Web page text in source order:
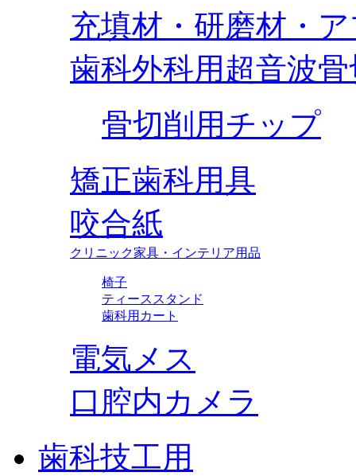
充填材・研磨材・
歯科外科用超音波
骨切削用チップ
矯正歯科用具
咬合紙
クリニック家具・インテリア用品
椅子
ティーススタンド
歯科用カート
電気メス
口腔内カメラ
歯科技工用